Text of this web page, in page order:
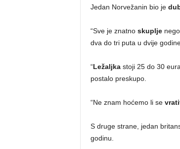
Jedan Norvežanin bio je
“Sve je znatno skuplje
dva do tri puta u dvije
“Ležaljka stoji 25 do 30
postalo preskupo.
“Ne znam hoćemo li se
S druge strane, jedan
godinu.